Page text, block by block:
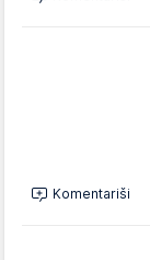
Komentariši